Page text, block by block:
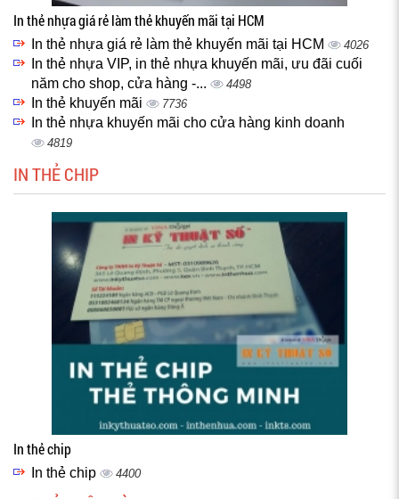
In thẻ nhựa giá rẻ làm thẻ khuyến mãi tại HCM
In thẻ nhựa giá rẻ làm thẻ khuyến mãi tại HCM 4026
In thẻ nhựa VIP, in thẻ nhựa khuyến mãi, ưu đãi cuối
năm cho shop, cửa hàng -...
4498
In thẻ khuyến mãi 7736
In thẻ nhựa khuyến mãi cho cửa hàng kinh doanh
4819
IN THẺ CHIP
In thẻ chip
In thẻ chip 4400